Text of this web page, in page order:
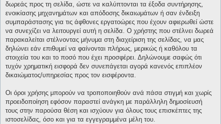
δωρεάς προς τη σελίδα, ώστε να καλύπτονται τα έξοδα συντήρησης,
ενοικίασης μηχανημάτων και απόδοσης δικαιωμάτων ή σαν ένδειξη
συμπαράστασης για τις άφθονες εργατοώρες που έχουν αφιερωθεί ώστε
να συνεχίζει να λειτουργεί αυτή η σελίδα. Ο χρήστης που στέλνει δωρεά
παρακαλείται στέλνοντας μήνυμα στη διαχείριση της σελίδας, να μας
δηλώνει εάν επιθυμεί να φαίνονται πλήρως, μερικώς ή καθόλου τα
στοιχεία του και το ποσό που έχει προσφέρει. Δηλώνουμε σαφώς ότι
τυχόν χρηματική εισφορά δεν συνεπάγεται αγορά κανενός επιπλέον
δικαιώματος/υπηρεσίας προς τον εισφέροντα.
Οι όροι χρήσης μπορούν να τροποποιηθούν ανά πάσα στιγμή και χωρίς
προειδοποίηση εφόσον παραστεί ανάγκη με παράλληλη δημοσίευσή
τους στην παρούσα θέση και ισχύουν για όλους τους επισκέπτες της
ιστοσελίδας, όσο και για τα εγγεγραμμένα μέλη του.